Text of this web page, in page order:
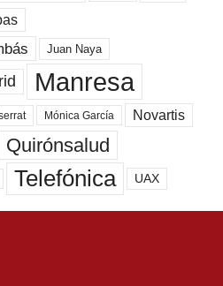
Juan Naya
Manresa
Mónica García Novartis
Quirónsalud
Telefónica UAX